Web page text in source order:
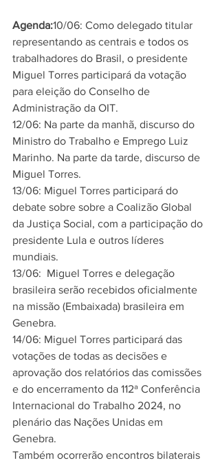
Agenda:10/06: Como delegado titular
representando as centrais e todos os
trabalhadores do Brasil, o presidente
Miguel Torres participará da votação
para eleição do Conselho de
Administração da OIT.
12/06: Na parte da manhã, discurso do
Ministro do Trabalho e Emprego Luiz
Marinho. Na parte da tarde, discurso de
Miguel Torres.
13/06: Miguel Torres participará do
debate sobre sobre a Coalizão Global
da Justiça Social, com a participação do
presidente Lula e outros líderes
mundiais.
13/06:  Miguel Torres e delegação
brasileira serão recebidos oficialmente
na missão (Embaixada) brasileira em
Genebra.
14/06: Miguel Torres participará das
votações de todas as decisões e
aprovação dos relatórios das comissões
e do encerramento da 112ª Conferência
Internacional do Trabalho 2024, no
plenário das Nações Unidas em
Genebra.
Também ocorrerão encontros bilaterais